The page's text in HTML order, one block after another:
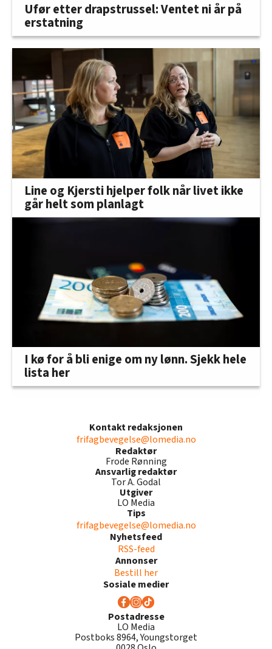
Ufør etter drapstrussel: Ventet ni år på
erstatning
Line og Kjersti hjelper folk når livet ikke
går helt som planlagt
I kø for å bli enige om ny lønn. Sjekk hele
lista her
Kontakt redaksjonen
frifagbevegelse@lomedia.no
Redaktør
Frode Rønning
Ansvarlig redaktør
Tor A. Godal
Utgiver
LO Media
Tips
frifagbevegelse@lomedia.no
Nyhetsfeed
RSS-feed
Annonser
Bestill her
Sosiale medier
Postadresse
LO Media
Postboks 8964, Youngstorget